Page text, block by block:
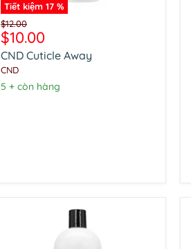
Tiết kiệm 17 %
CND
Cuticle
Away
Giá
gốc
$12.00
Giá
hiện
tại
$10.00
CND Cuticle Away
CND
5 + còn hàng